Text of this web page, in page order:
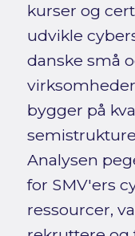
kurser og
udvikle
danske små
bygger på
Analysen
for SMV'ers
ressourcer,